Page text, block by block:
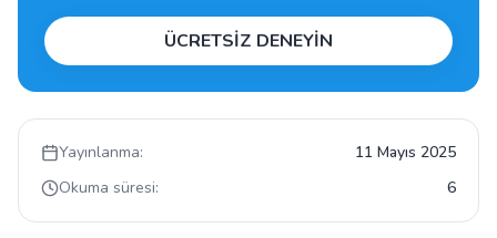
ÜCRETSİZ DENEYİN
Yayınlanma:
11 Mayıs 2025
Okuma süresi:
6